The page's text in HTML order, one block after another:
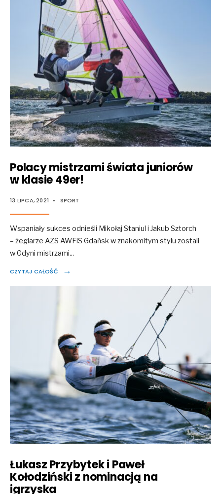
Polacy mistrzami świata juniorów
w klasie 49er!
13 LIPCA, 2021 • SPORT
Wspaniały sukces odnieśli Mikołaj Staniul i Jakub Sztorch
– żeglarze AZS AWFiS Gdańsk w znakomitym stylu zostali
w Gdyni mistrzami...
CZYTAJ CAŁOŚĆ →
Łukasz Przybytek i Paweł
Kołodziński z nominacją na
igrzyska